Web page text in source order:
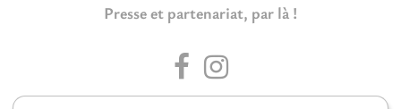
Presse et partenariat, par là !